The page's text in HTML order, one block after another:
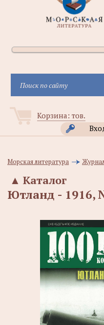
Корзина: тов.
Морская литература
Каталог
▲
Ютланд - 1916,